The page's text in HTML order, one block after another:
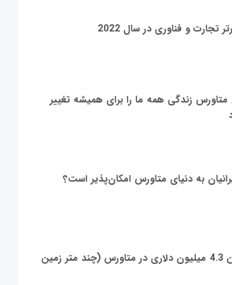
متاورس زندگی همه ما را برای همیشه تغییر
به دنیای متاورس امکان‌پذیر است؟
خرید زمین 4.3 میلیون دلاری در متاورس (چند متر زمین